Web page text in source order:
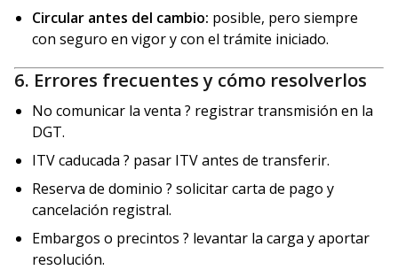
Circular antes del cambio: posible, pero siempre
con seguro en vigor y con el trámite iniciado.
6. Errores frecuentes y cómo resolverlos
No comunicar la venta ? registrar transmisión en la
DGT.
ITV caducada ? pasar ITV antes de transferir.
Reserva de dominio ? solicitar carta de pago y
cancelación registral.
Embargos o precintos ? levantar la carga y aportar
resolución.